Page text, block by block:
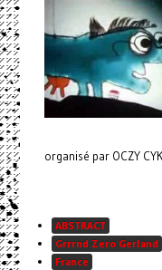
organisé par OCZY
ABSTRACT
Grrrnd Zero Gerland
France